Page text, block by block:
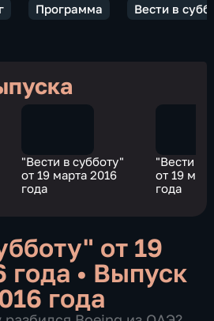
Программа Вести в
"Вести в субботу"
от 19 марта 2016
года
"Вести в
от 19
года
от 19
года• Выпуск
года